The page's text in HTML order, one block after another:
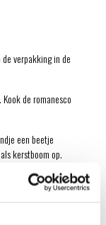
verpakking in de
de romanesco
een beetje
kerstboom op.
Zo staat er